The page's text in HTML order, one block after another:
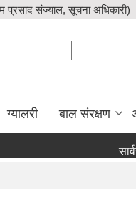
प्रसाद संज्याल, सूचना अधिकारी)
ग्यालरी बाल संरक्षण